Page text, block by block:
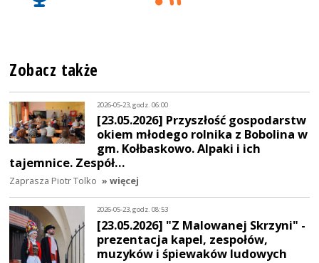
Zobacz także
2026-05-23, godz. 06:00
[23.05.2026] Przyszłość gospodarstw
okiem młodego rolnika z Bobolina w
gm. Kołbaskowo. Alpaki i ich
tajemnice. Zespół…
Zaprasza Piotr Tolko » więcej
2026-05-23, godz. 08:53
[23.05.2026] "Z Malowanej Skrzyni" -
prezentacja kapel, zespołów,
muzyków i śpiewaków ludowych